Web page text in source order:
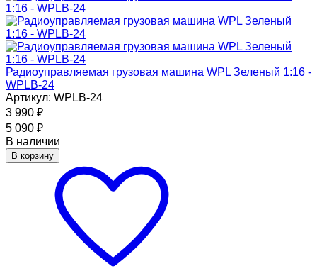
Радиоуправляемая грузовая машина WPL Зеленый 1:16 -
WPLB-24
Артикул: WPLB-24
3 990 ₽
5 090 ₽
В наличии
В корзину